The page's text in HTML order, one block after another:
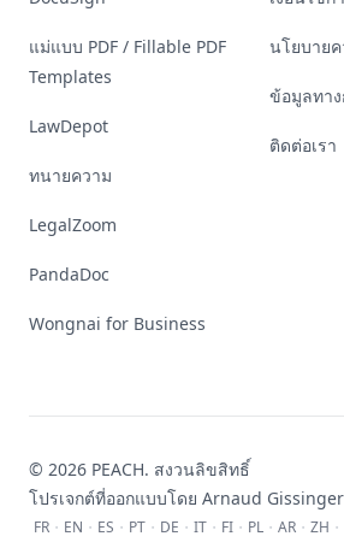
แม่แบบ PDF / Fillable PDF
Templates
LawDepot
ทนายความ
LegalZoom
PandaDoc
Wongnai for Business
นโยบาย
ข้อมูลทา
ติดต่อเรา
© 2026 PEACH. สงวนลิขสิทธิ์
โปรเจกต์ที่ออกแบบโดย Arnaud Gissinger
FR · EN · ES · PT · DE · IT · FI · PL · AR · ZH ·